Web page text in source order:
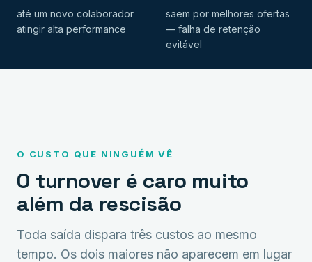
até um novo colaborador
atingir alta performance
saem por melhores ofertas
— falha de retenção
evitável
O CUSTO QUE NINGUÉM VÊ
O turnover é caro muito
além da rescisão
Toda saída dispara três custos ao mesmo
tempo. Os dois maiores não aparecem em lugar